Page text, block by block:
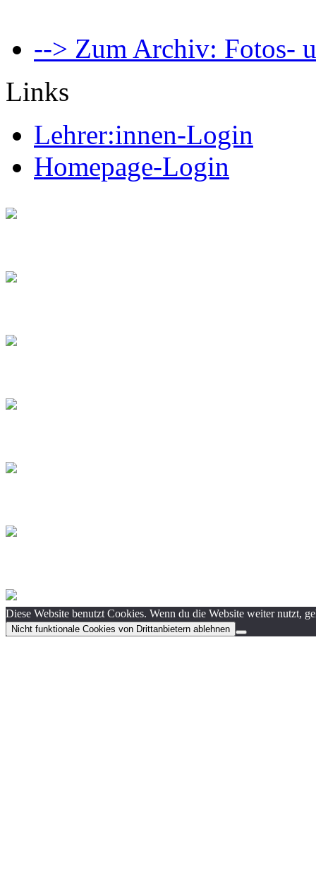
--> Zum Archiv: Fotos-
Links
Lehrer:innen-Login
Homepage-Login
Diese Website benutzt Cookies. Wenn du die Website weiter nutzt,
Nicht funktionale Cookies von Drittanbietern ablehnen